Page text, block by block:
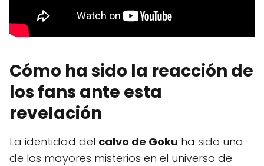
Cómo ha sido la reacción de
los fans ante esta
revelación
La identidad del calvo de Goku ha sido uno
de los mayores misterios en el universo de